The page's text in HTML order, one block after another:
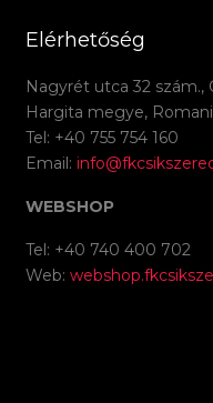
Elérhetőség
Nagyrét utca 32 szám.,
Hargita megye,
Tel: +40 755 754 160
Email:
WEBSHOP
Tel: +40 740 400 702
Web: